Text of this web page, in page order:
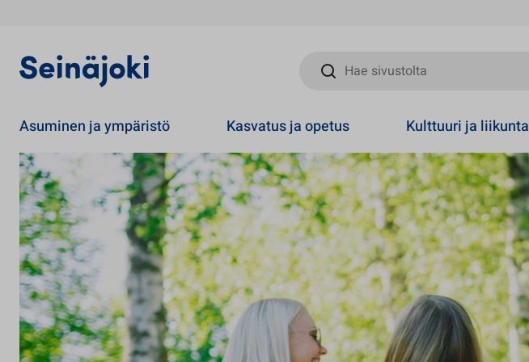
Hae sivustolta
Asuminen ja ympäristö Kasvatus ja opetus Kulttuuri ja liikunta